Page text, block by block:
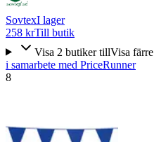
SovtexI lager
258 krTill butik
Visa 2 butiker tillVisa färre
i samarbete med PriceRunner
8